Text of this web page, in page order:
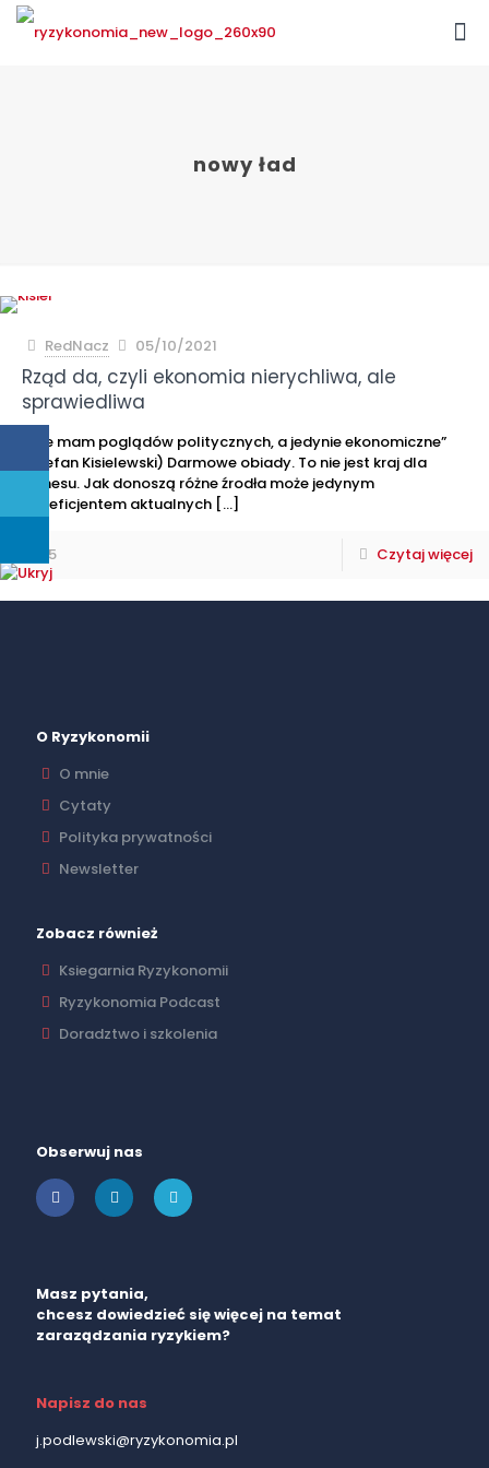
nowy ład
RedNacz 05/10/2021
Rząd da, czyli ekonomia nierychliwa, ale
sprawiedliwa
” Nie mam poglądów politycznych, a jedynie ekonomiczne”
(Stefan Kisielewski) Darmowe obiady. To nie jest kraj dla
biznesu. Jak donoszą różne źrodła może jedynym
beneficjentem aktualnych […]
5 Czytaj więcej
O Ryzykonomii
O mnie
Cytaty
Polityka prywatności
Newsletter
Zobacz również
Ksiegarnia Ryzykonomii
Ryzykonomia Podcast
Doradztwo i szkolenia
Obserwuj nas
Masz pytania,
chcesz dowiedzieć się więcej na temat
zaraządzania ryzykiem?
Napisz do nas
j.podlewski@ryzykonomia.pl